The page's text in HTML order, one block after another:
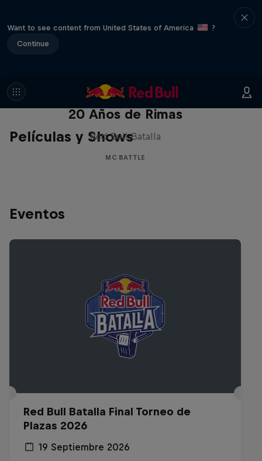
Want to see content from United States of America
?
Continue
Películas y Shows
Red Bull Batalla Nueva Historia:
20 Años de Rimas
Red Bull Batalla
MC BATTLE
Eventos
Red Bull Batalla Final Torneo de
Plazas 2026
19 Septiembre 2026